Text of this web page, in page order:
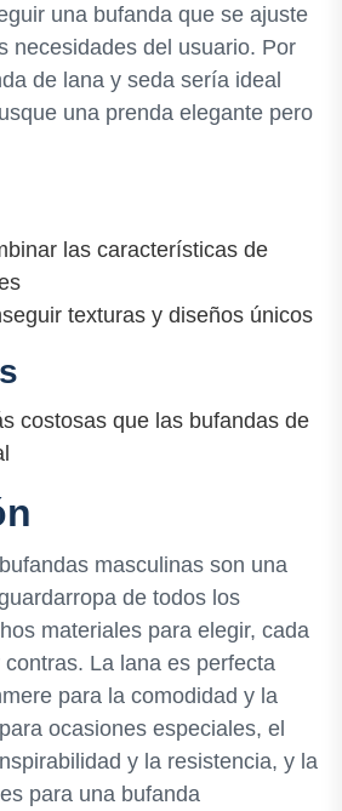
una bufanda que se ajuste
necesidades del usuario. Por
de lana y seda sería ideal
una prenda elegante pero
las características de
texturas y diseños únicos
costosas que las bufandas de
masculinas son una
de todos los
materiales para elegir, cada
La lana es perfecta
para la comodidad y la
ocasiones especiales, el
y la resistencia, y la
para una bufanda